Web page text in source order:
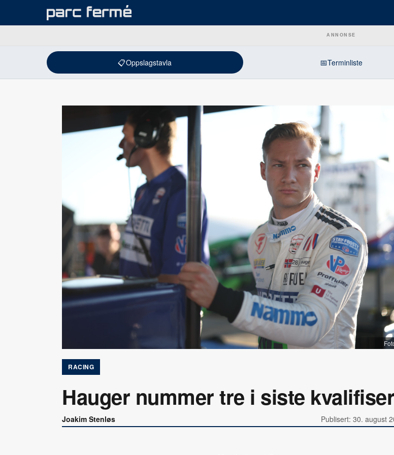
ANNONSE
📋Oppslagstavla 📅Terminliste
RACING
Hauger nummer tre i siste
Joakim Stenløs Publisert: 30. august